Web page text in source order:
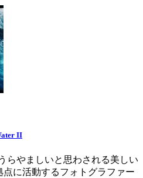
II
らやましいと思わされる美しい
に活動するフォトグラファー